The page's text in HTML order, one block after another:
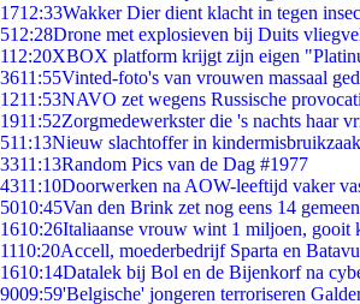
1712:33Wakker Dier dient klacht in tegen
512:28Drone met explosieven bij Duits
112:20XBOX platform krijgt zijn eigen
3611:55Vinted-foto's van vrouwen massaal
1211:53NAVO zet wegens Russische
1911:52Zorgmedewerkster die 's nachts haar
511:13Nieuw slachtoffer in
3311:13Random Pics van de Dag #1977
4311:10Doorwerken na AOW-leeftijd vaker
5010:45Van den Brink zet nog eens 14
1610:26Italiaanse vrouw wint 1 miljoen, gooit
1110:20Accell, moederbedrijf Sparta en
1610:14Datalek bij Bol en de Bijenkorf na
9009:59'Belgische' jongeren terroriseren